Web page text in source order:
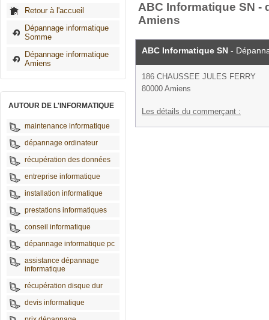
Retour à l'accueil
Dépannage informatique
Somme
Dépannage informatique
Amiens
AUTOUR DE L'INFORMATIQUE
maintenance informatique
dépannage ordinateur
récupération des données
entreprise informatique
installation informatique
prestations informatiques
conseil informatique
dépannage informatique pc
assistance dépannage
informatique
récupération disque dur
devis informatique
ABC Informatique SN -
Amiens
ABC Informatique SN -
186 CHAUSSEE JULES FERRY
80000 Amiens
Les détails du commerçant :